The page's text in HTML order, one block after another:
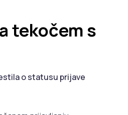
tekočem s
o statusu prijave